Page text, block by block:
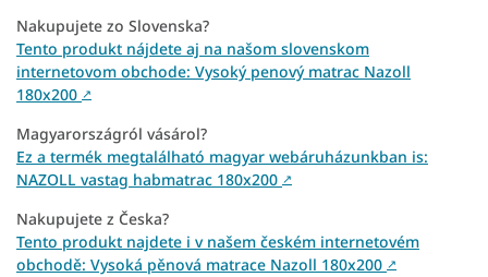
Nakupujete zo Slovenska?
Tento produkt nájdete aj na našom slovenskom
internetovom obchode: Vysoký penový matrac Nazoll
180x200 ↗
Magyarországról vásárol?
Ez a termék megtalálható magyar webáruházunkban is:
NAZOLL vastag habmatrac 180x200 ↗
Nakupujete z Česka?
Tento produkt najdete i v našem českém internetovém
obchodě: Vysoká pěnová matrace Nazoll 180x200 ↗